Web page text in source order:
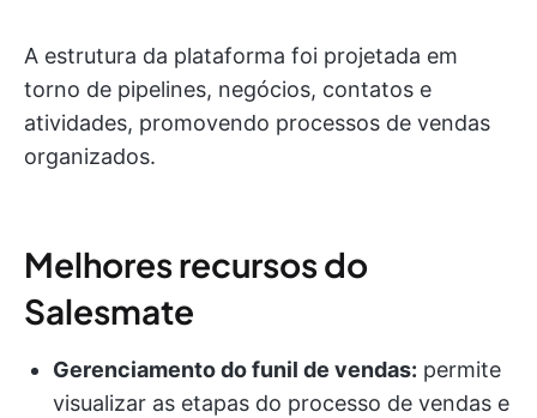
A estrutura da plataforma foi projetada em
torno de pipelines, negócios, contatos e
atividades, promovendo processos de vendas
organizados.
Melhores recursos do
Salesmate
Gerenciamento do funil de vendas: permite
visualizar as etapas do processo de vendas e